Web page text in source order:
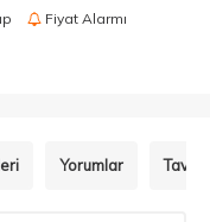
Fiyat Alarmı
Yorumlar